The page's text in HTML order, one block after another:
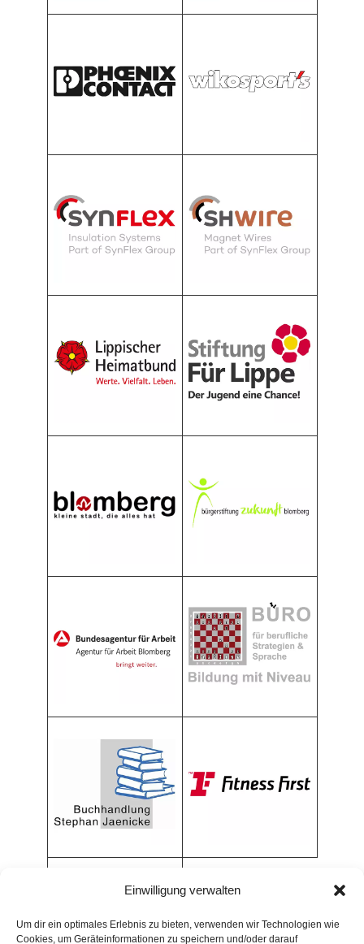
Einwilligung verwalten
Um dir ein optimales Erlebnis zu bieten, verwenden wir Technologien wie
Cookies, um Geräteinformationen zu speichern und/oder darauf